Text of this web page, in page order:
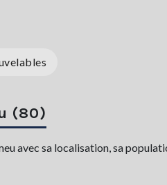
(80)
avec sa localisation, sa